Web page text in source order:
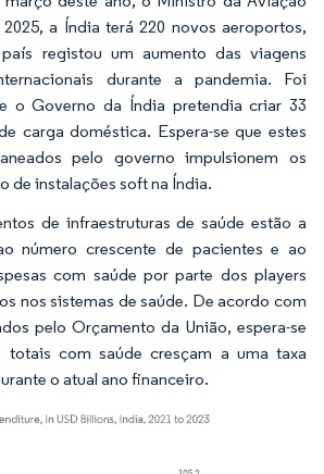
a Índia terá 220 novos aeroportos,
registou um aumento das viagens
durante a pandemia. Foi
o Governo da Índia pretendia criar 33
carga doméstica. Espera-se que estes
pelo governo impulsionem os
de instalações soft na Índia.
de infraestruturas de saúde estão a
número crescente de pacientes e ao
com saúde por parte dos players
nos sistemas de saúde. De acordo com
pelo Orçamento da União, espera-se
totais com saúde cresçam a uma taxa
o atual ano financeiro.